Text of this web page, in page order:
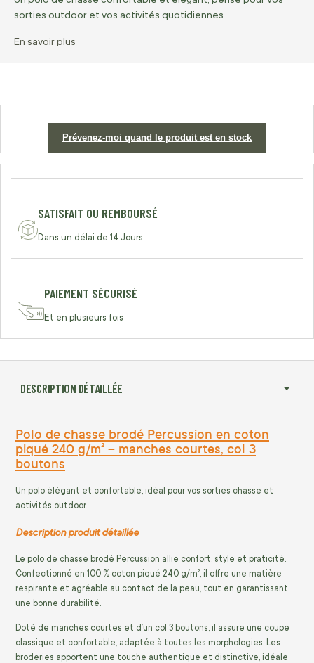
sorties outdoor et vos activités quotidiennes
En savoir plus
Prévenez-moi quand le produit est en stock
SATISFAIT OU REMBOURSÉ
Dans un délai de 14 Jours
PAIEMENT SÉCURISÉ
Et en plusieurs fois
DESCRIPTION DÉTAILLÉE
Polo de chasse brodé Percussion en coton
piqué 240 g/m² – manches courtes, col 3
boutons
Un polo élégant et confortable, idéal pour vos sorties chasse et
activités outdoor.
Description produit détaillée
Le polo de chasse brodé Percussion allie confort, style et praticité.
Confectionné en 100 % coton piqué 240 g/m², il offre une matière
respirante et agréable au contact de la peau, tout en garantissant
une bonne durabilité.
Doté de manches courtes et d’un col 3 boutons, il assure une coupe
classique et confortable, adaptée à toutes les morphologies. Les
broderies apportent une touche authentique et distinctive, idéale